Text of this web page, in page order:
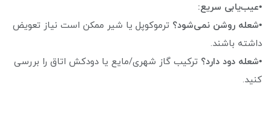
•عیب‌یابی سریع:
•شعله روشن نمی‌شود؟‌ ترموکوپل یا شیر ممکن است نیاز تعویض
داشته باشند.
•شعله دود دارد؟ ترکیب گاز شهری/مایع یا دودکش اتاق را بررسی
کنید.